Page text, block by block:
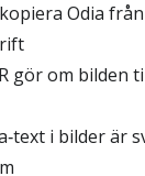
Odia
gör om bilden
i bilder är